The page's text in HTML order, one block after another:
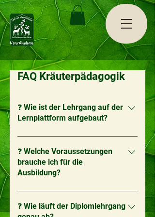
FAQ Kräuterpädagogik
❓ Wie ist der Lehrgang auf der
Lernplattform aufgebaut?
Auf der digitalen Lernplattform wird
jede Heilpflanze und jedes Wildkraut in
einer eigenen
Videopräsentationvorgestellt. Du lernst
in der Volksheilkunde moderne
❓ Welche Voraussetzungen
brauche ich für die
Ausbildung?
Vollendung des 18. Lebensjahres und
Abschluss der 9. Schulstufe.Interesse
❓ Wie läuft der Diplomlehrgang